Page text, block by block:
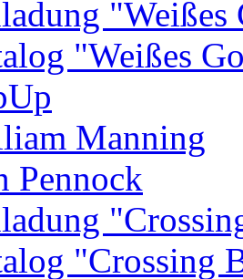
"Weißes
"Weißes
Manning
Pennock
"Crossing